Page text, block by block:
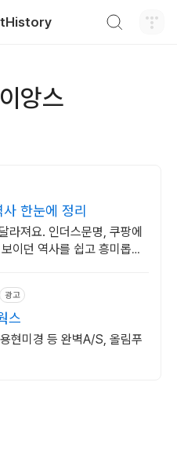
앙스
한눈에 정리
라져요. 인더스문명, 쿠팡에
이던 역사를 쉽고 흥미롭게!
광고
스
현미경 등 완벽A/S, 올림푸